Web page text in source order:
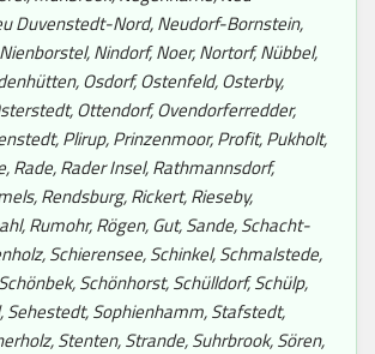
Duvenstedt-Nord, Neudorf-Bornstein,
Nindorf, Noer, Nortorf, Nübbel,
Osdorf, Ostenfeld, Osterby,
Ottendorf, Ovendorferredder,
Plirup, Prinzenmoor, Profit, Pukholt,
Rade, Rader Insel, Rathmannsdorf,
Rendsburg, Rickert, Rieseby,
Rumohr, Rögen, Gut, Sande, Schacht-
Schierensee, Schinkel, Schmalstede,
Schönhorst, Schülldorf, Schülp,
Sehestedt, Sophienhamm, Stafstedt,
Stenten, Strande, Suhrbrook, Sören,